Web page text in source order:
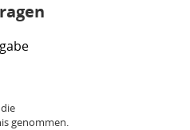
genommen.